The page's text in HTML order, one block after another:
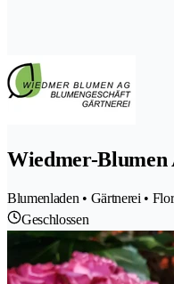
Wiedmer-Blumen
Blumenladen • Gärtnerei •
Geschlossen